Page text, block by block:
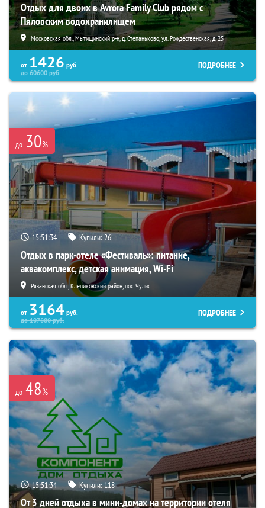
Отдых для двоих в Avrora Family Club рядом с
Пяловским водохранилищем
Московская обл., Мытищинский р-н, д. Степаньково, ул. Рождественская, д. 25
от 1426 руб.
до60600руб.
ПОДРОБНЕЕ
до 30%
15:51:32 Купили:26
Отдых в парк-отеле «Фестиваль»: питание,
аквакомплекс, детская анимация, Wi-Fi
Рязанская обл., Клепиковский район, пос. Чулис
от 3164 руб.
до107880руб.
ПОДРОБНЕЕ
до 48%
15:51:32 Купили: 118
От 3 дней отдыха в мини-домах на территории отеля